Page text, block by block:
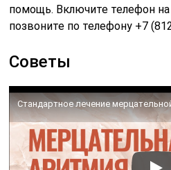
помощь. Включите телефон
позвоните по телефону +7
Советы
Стандартное лечение